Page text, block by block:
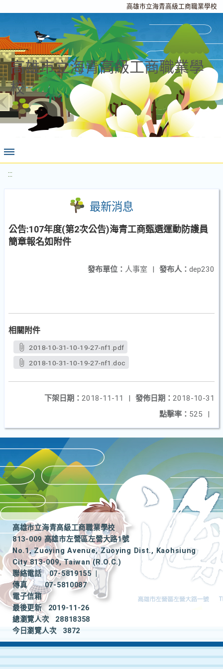
高雄市立海青高級工商職業學校
高雄市立海青高級工商職業學
校
:::
最新消息
公告:107年度(第2次公告)海青工商甄選運動防護員
簡章報名如附件
發布人： dep230
發布單位： 人事室 |
相關附件
2018-10-31-10-19-27-nf1.pdf
2018-10-31-10-19-27-nf1.doc
發佈日期： 2018-10-31
下架日期： 2018-11-11
|
點擊率： 525 |
高雄市立海青高級工商職業學校
813-009 高雄市左營區左營大路1號
No.1, Zuoying Avenue, Zuoying Dist., Kaohsiung
City 813-009, Taiwan (R.O.C.)
聯絡電話
07-5819155
|
傳真
07-5810087
電子信箱
最後更新
2019-11-26
總瀏覽人次
28818358
今日瀏覽人次
3872